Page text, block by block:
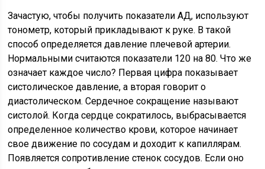
Зачастую, чтобы получить показатели АД, используют
тонометр, который прикладывают к руке. В такой
способ определяется давление плечевой артерии.
Нормальными считаются показатели 120 на 80. Что же
означает каждое число? Первая цифра показывает
систолическое давление, а вторая говорит о
диастолическом. Сердечное сокращение называют
систолой. Когда сердце сократилось, выбрасывается
определенное количество крови, которое начинает
свое движение по сосудам и доходит к капиллярам.
Появляется сопротивление стенок сосудов. Если оно